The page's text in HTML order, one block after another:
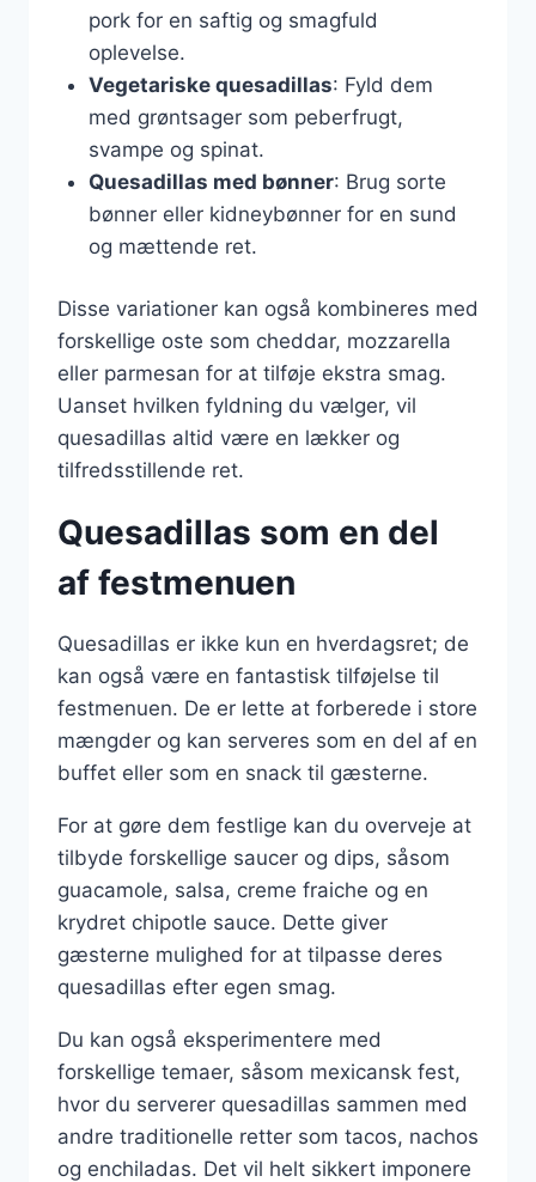
pork for en saftig og smagfuld
oplevelse.
Vegetariske quesadillas: Fyld dem
med grøntsager som peberfrugt,
svampe og spinat.
Quesadillas med bønner: Brug sorte
bønner eller kidneybønner for en sund
og mættende ret.
Disse variationer kan også kombineres med
forskellige oste som cheddar, mozzarella
eller parmesan for at tilføje ekstra smag.
Uanset hvilken fyldning du vælger, vil
quesadillas altid være en lækker og
tilfredsstillende ret.
Quesadillas som en del
af festmenuen
Quesadillas er ikke kun en hverdagsret; de
kan også være en fantastisk tilføjelse til
festmenuen. De er lette at forberede i store
mængder og kan serveres som en del af en
buffet eller som en snack til gæsterne.
For at gøre dem festlige kan du overveje at
tilbyde forskellige saucer og dips, såsom
guacamole, salsa, creme fraiche og en
krydret chipotle sauce. Dette giver
gæsterne mulighed for at tilpasse deres
quesadillas efter egen smag.
Du kan også eksperimentere med
forskellige temaer, såsom mexicansk fest,
hvor du serverer quesadillas sammen med
andre traditionelle retter som tacos, nachos
og enchiladas. Det vil helt sikkert imponere